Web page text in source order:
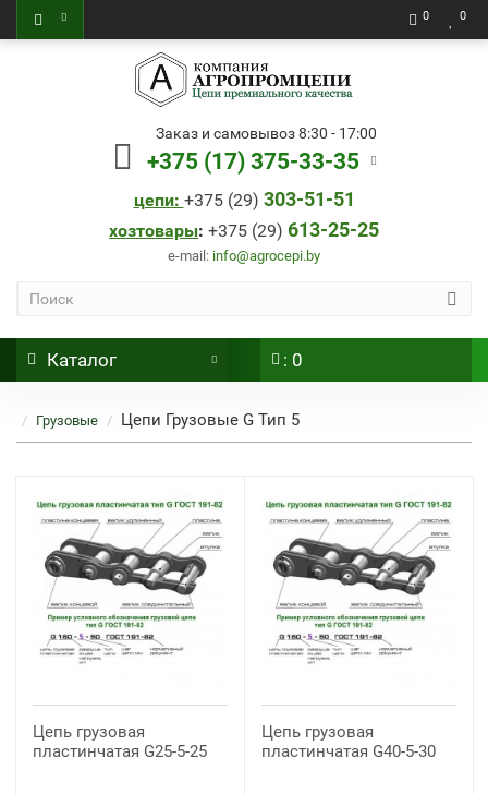
0 0
Заказ и самовывоз 8:30 - 17:00
+375 (17) 375-33-35
цепи: +375 (29) 303-51-51
хозтовары: +375 (29) 613-25-25
e-mail: info@agrocepi.by
Каталог : 0
Грузовые Цепи Грузовые G Тип 5
Цепь грузовая
пластинчатая G25-5-25
Цепь грузовая
пластинчатая G40-5-30